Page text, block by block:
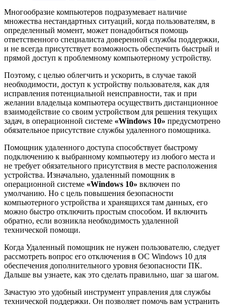
Многообразие компьютеров подразумевает наличие
множества нестандартных ситуаций, когда пользователям, в
определенный момент, может понадобиться помощь
ответственного специалиста доверенной службы поддержки,
и не всегда присутствует возможность обеспечить быстрый и
прямой доступ к проблемному компьютерному устройству.
Поэтому, с целью облегчить и ускорить, в случае такой
необходимости, доступ к устройству пользователя, как для
исправления потенциальной неисправности, так и при
желании владельца компьютера осуществить дистанционное
взаимодействие со своим устройством для решения текущих
задач, в операционной системе «Windows 10» предусмотрено
обязательное присутствие службы удаленного помощника.
Помощник удаленного доступа способствует быстрому
подключению к выбранному компьютеру из любого места и
не требует обязательного присутствия в месте расположения
устройства. Изначально, удаленный помощник в
операционной системе «Windows 10» включен по
умолчанию. Но с цель повышения безопасности
компьютерного устройства и хранящихся там данных, его
можно быстро отключить простым способом. И включить
обратно, если возникла необходимость удаленной
технической помощи.
Когда Удаленный помощник не нужен пользователю, следует
рассмотреть вопрос его отключения в ОС Windows 10 для
обеспечения дополнительного уровня безопасности ПК.
Дальше вы узнаете, как это сделать правильно, шаг за шагом.
Зачастую это удобный инструмент управления для службы
технической поддержки. Он позволяет помочь вам устранить